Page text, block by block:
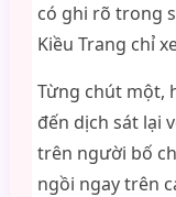
có ghi rõ trong
Kiều Trang chỉ
Từng chút một,
đến dịch sát lại
trên người bố
ngồi ngay trên